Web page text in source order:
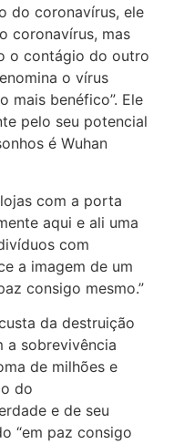
do coronavírus, ele
coronavírus, mas
o contágio do outro
o vírus
mais benéfico”. Ele
pelo seu potencial
é Wuhan
com a porta
aqui e ali uma
com
a imagem de um
consigo mesmo.”
da destruição
a sobrevivência
de milhões e
do
e de seu
“em paz consigo